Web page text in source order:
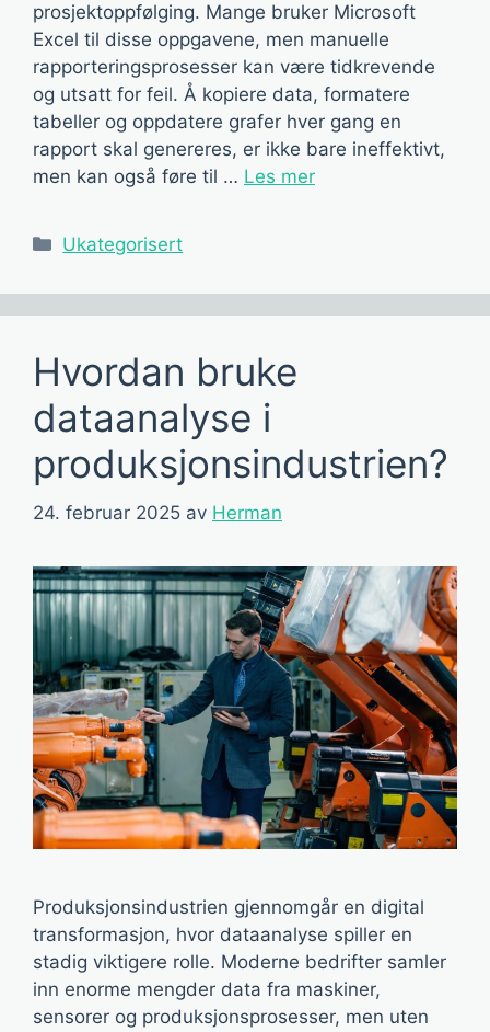
prosjektoppfølging. Mange bruker Microsoft
Excel til disse oppgavene, men manuelle
rapporteringsprosesser kan være tidkrevende
og utsatt for feil. Å kopiere data, formatere
tabeller og oppdatere grafer hver gang en
rapport skal genereres, er ikke bare ineffektivt,
men kan også føre til … Les mer
Kategorier
Ukategorisert
Hvordan bruke
dataanalyse i
produksjonsindustrien?
24. februar 2025 av Herman
Produksjonsindustrien gjennomgår en digital
transformasjon, hvor dataanalyse spiller en
stadig viktigere rolle. Moderne bedrifter samler
inn enorme mengder data fra maskiner,
sensorer og produksjonsprosesser, men uten